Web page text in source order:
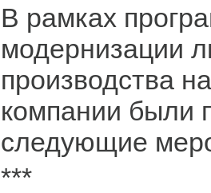
В рамках
модернизации
производства
компании были
следующие
***